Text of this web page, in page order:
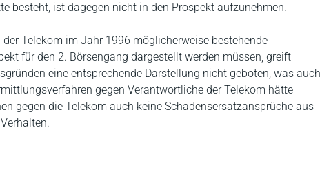
besteht, ist dagegen nicht in den Prospekt aufzunehmen.
Telekom im Jahr 1996 möglicherweise bestehende
für den 2. Börsengang dargestellt werden müssen, greift
eine entsprechende Darstellung nicht geboten, was auch
gegen Verantwortliche der Telekom hätte
gegen die Telekom auch keine Schadensersatzansprüche aus